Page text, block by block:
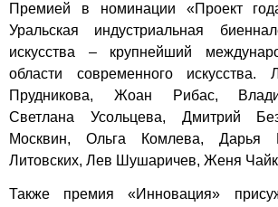
Премией в номинации «Проект
Уральская индустриальная
искусства – крупнейший
области современного искусства.
Прудникова, Жоан Рибас,
Светлана Усольцева, Дмитрий
Москвин, Ольга Комлева, Дарья
Литовских, Лев Шушаричев, Женя
Также премия «Инновация»